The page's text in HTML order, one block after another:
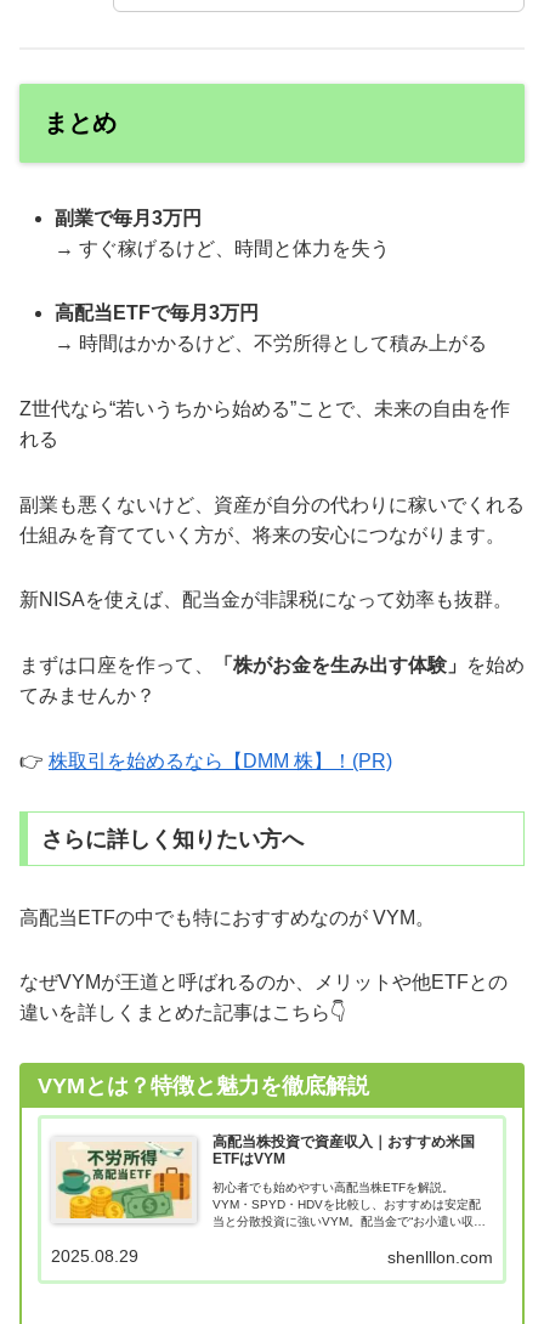
まとめ
副業で毎月3万円
→ すぐ稼げるけど、時間と体力を失う
高配当ETFで毎月3万円
→ 時間はかかるけど、不労所得として積み上がる
Z世代なら“若いうちから始める”ことで、未来の自由を作
れる
副業も悪くないけど、資産が自分の代わりに稼いでくれる
仕組みを育てていく方が、将来の安心につながります。
新NISAを使えば、配当金が非課税になって効率も抜群。
まずは口座を作って、 「株がお金を生み出す体験」
を始め
てみませんか？
👉 株取引を始めるなら【DMM 株】！(PR)
さらに詳しく知りたい方へ
高配当ETFの中でも特におすすめなのが VYM。
なぜVYMが王道と呼ばれるのか、メリットや他ETFとの
違いを詳しくまとめた記事はこちら👇
VYMとは？特徴と魅力を徹底解説
高配当株投資で資産収入｜おすすめ米国
ETFはVYM
初心者でも始めやすい高配当株ETFを解説。
VYM・SPYD・HDVを比較し、おすすめは安定配
当と分散投資に強いVYM。配当金で“お小遣い収
shenlllon.com
2025.08.29